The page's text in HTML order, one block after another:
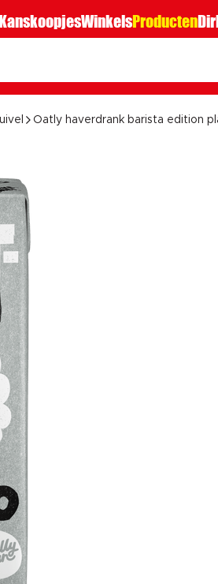
WinkelsProducten
Oatly haverdrank barista edition